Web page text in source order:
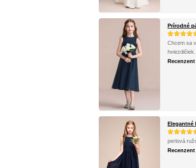
Prírodné
Chcem sa
hviezdičiek.
Recenzent
Elegantné
perlová
Recenzent